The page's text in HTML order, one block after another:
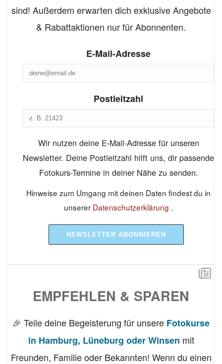
sind! Außerdem erwarten dich exklusive Angebote
& Rabattaktionen nur für Abonnenten.
E-Mail-Adresse
Postleitzahl
Wir nutzen deine E-Mail-Adresse für unseren
Newsletter. Deine Postleitzahl hilft uns, dir passende
Fotokurs-Termine in deiner Nähe zu senden.
Hinweise zum Umgang mit deinen Daten findest du in
unserer Datenschutzerklärung .
NEWSLETTER ABONNIEREN
EMPFEHLEN & SPAREN
🎉 Teile deine Begeisterung für unsere Fotokurse
in Hamburg, Lüneburg oder Winsen mit
Freunden, Familie oder Bekannten! Wenn du einen